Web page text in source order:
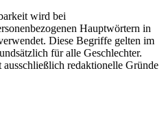
wird bei
Hauptwörtern in
Diese Begriffe gelten im
für alle Geschlechter.
redaktionelle Gründe